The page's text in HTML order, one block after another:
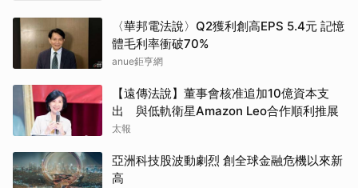
〈華邦電法說〉Q2獲利創高EPS 5.4元 記憶
體毛利率衝破70%
anue鉅亨網
【遠傳法說】董事會核准追加10億資本支
出 與低軌衛星Amazon Leo合作順利推展
太報
亞洲科技股波動劇烈 創全球金融危機以來新
高